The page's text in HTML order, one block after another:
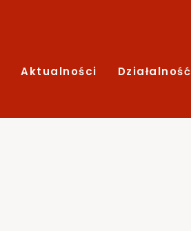
Aktualności Działalność